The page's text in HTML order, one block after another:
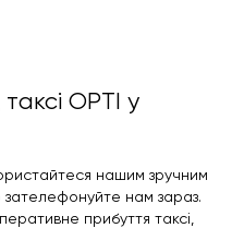
OPTI у
нашим зручним
нам зараз.
прибуття таксі,